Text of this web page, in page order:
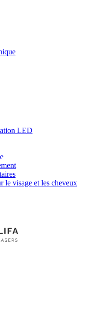
LED
le visage et les cheveux